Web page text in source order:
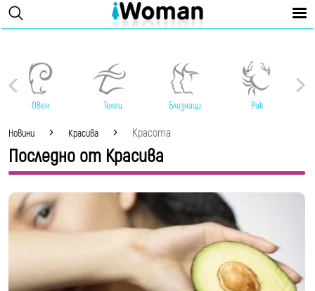
Овен Телец Близнаци Рак
Новини Красива Красота
Последно от Красива